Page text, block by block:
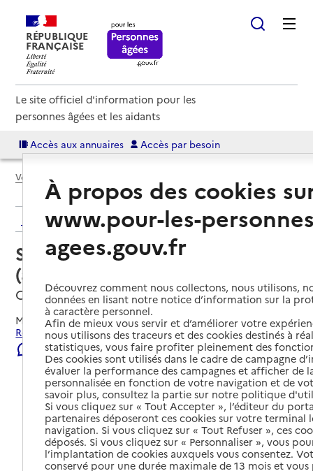
RÉPUBLIQUE
FRANÇAISE
Le site officiel d'information pour les
personnes âgées et les aidants
Accès aux annuaires Accès par besoin
Voir le fil d’Ariane
Retour aux résultats de l'annuaire
Service autonomie à domicile
(aide) – Services ADMR
Clécy, CALVADOS
Mis à jour le22/07/2026
Rechercher les établissements et services autour de Clécy.
Signaler une erreur
À propos des cookies
www.pour-les-
agees.gouv.fr
Découvrez comment nous collectons, nous utilisons,
données en lisant notre notice d’information sur la
à caractère personnel.
Afin de mieux vous servir et d’améliorer votre
nous utilisons des traceurs et des cookies destinés à
statistiques, vous faire profiter pleinement des
Des cookies sont utilisés dans le cadre de campagne
évaluer la performance des campagnes et afficher de
personnalisée en fonction de votre navigation et de
savoir plus, consultez la partie sur notre politique
Si vous cliquez sur « Tout Accepter », l’éditeur du
partenaires déposeront ces cookies sur votre terminal
navigation. Si vous cliquez sur « Tout Refuser », ces
déposés. Si vous cliquez sur « Personnaliser », vous
l’implantation de cookies auxquels vous consentez.
conservé pour une durée maximale de 13 mois et